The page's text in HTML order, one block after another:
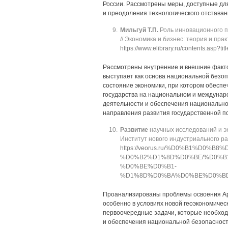
России. Рассмотрены меры, доступные
и преодоления технологического
Мильгуй Т.П. Роль инновационного
// Экономика и бизнес: теория и
https://www.elibrary.ru/
Рассмотрены внутренние и внешние
выступает как основа национальной
состояние экономики, при котором
государства на национальном и
деятельности и обеспечения
направления развития государственной
Развитие научных исследований и
Институт нового индустриального
https://veorus.ru/
%D0%B2%D1%8D%D0%BE/
%D0%BE%D0%B1-
Проанализированы проблемы освоения
особенно в условиях новой
первоочередные задачи, которые
и обеспечения национальной